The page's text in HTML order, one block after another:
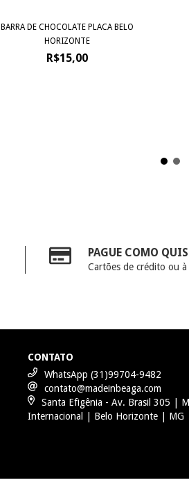
BARRA DE CHOCOLATE PLACA BELO
HORIZONTE
R$15,00
PAGUE COMO
Cartões de crédito ou à
CONTATO
WhatsApp (31)99704-9482
contato@madeinbeaga.com
Santa Efigênia - Av. Brasil 305 |
Internacional | Belo Horizonte | MG